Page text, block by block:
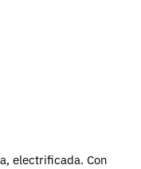
electrificada. Con